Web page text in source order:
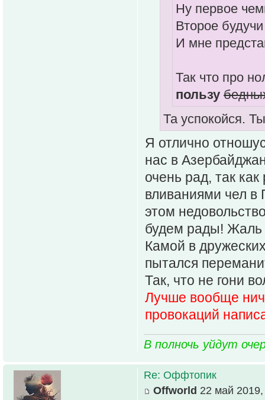
Ну первое
Второе будучи
И мне
Так что про
пользу
Та успокойся.
Я отлично
нас в
очень рад, так
вливаниями чел в
этом
будем рады! Жаль
Камой в
пытался
Так, что не гони
Лучше вообще
провокаций
В полночь уйдут
Re: Оффтопик
Offworld 22 май